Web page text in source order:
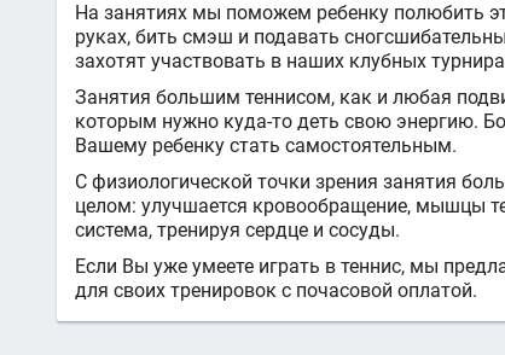
На занятиях мы поможем ребенку полюбить
руках, бить смэш и подавать
захотят участвовать в наших клубных
Занятия большим теннисом, как и любая
которым нужно куда-то деть свою энергию.
Вашему ребенку стать самостоятельным.
С физиологической точки зрения занятия
целом: улучшается кровообращение, мышцы
система, тренируя сердце и сосуды.
Если Вы уже умеете играть в теннис, мы
для своих тренировок с почасовой оплатой.